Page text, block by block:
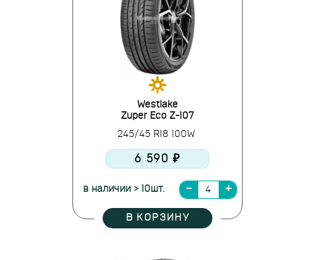
Westlake
Zuper Eco Z-107
245/45 R18 100W
6 590 ₽
в наличии > 10шт.
В КОРЗИНУ